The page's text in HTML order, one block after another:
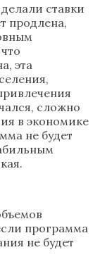
ставки
продлена,
эта
сложно
в экономике
не будет
программа
не будет